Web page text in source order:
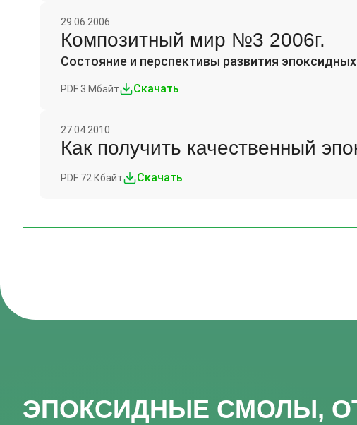
29.06.2006
Композитный мир №3 2006г.
Состояние и перспективы развития
PDF 3 Мбайт Скачать
27.04.2010
Как получить качественный
PDF 72 Кбайт Скачать
ЭПОКСИДНЫЕ СМОЛЫ,